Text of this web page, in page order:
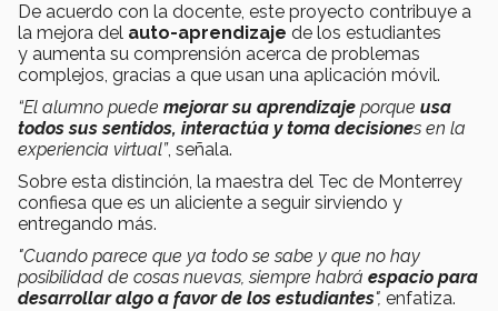
De acuerdo con la docente, este proyecto contribuye a
la mejora del auto-aprendizaje de los estudiantes
y aumenta su comprensión acerca de problemas
complejos, gracias a que usan una aplicación móvil.
“El alumno puede mejorar su aprendizaje porque usa
todos sus sentidos, interactúa y toma decisiones en la
experiencia virtual”, señala.
Sobre esta distinción, la maestra del Tec de Monterrey
confiesa que es un aliciente a seguir sirviendo y
entregando más.
"Cuando parece que ya todo se sabe y que no hay
posibilidad de cosas nuevas, siempre habrá espacio para
desarrollar algo a favor de los estudiantes", enfatiza.